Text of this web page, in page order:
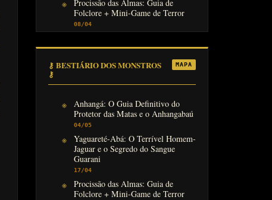
Procissão das Almas: Guia de
Folclore + Mini-Game de Terror
08/04
⚷ BESTIÁRIO DOS MONSTROS
⚷
MAPA
Anhangá: O Guia Definitivo do
Protetor das Matas e o Anhangabaú
04/05
Yaguareté-Abá: O Terrível Homem-
Jaguar e o Segredo do Sangue
Guarani
17/04
Procissão das Almas: Guia de
Folclore + Mini-Game de Terror